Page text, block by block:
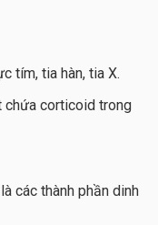
tím, tia hàn, tia X.
chứa corticoid trong
các thành phần dinh